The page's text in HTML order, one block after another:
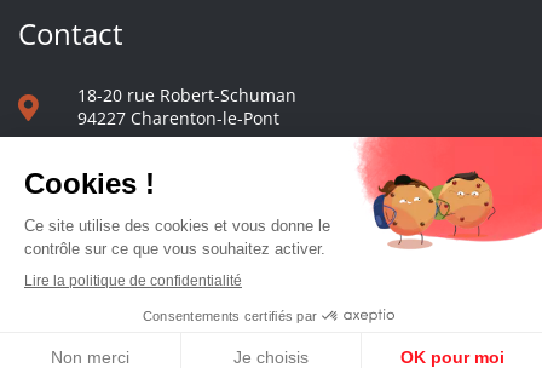
Contact
18-20 rue Robert-Schuman
94227 Charenton-le-Pont